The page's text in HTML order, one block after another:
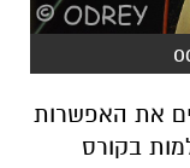
את האפשרות
בקורס